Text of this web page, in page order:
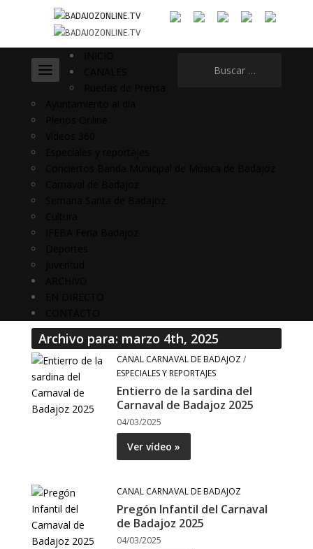
Archivo para: marzo 4th, 2025
CANAL CARNAVAL DE BADAJOZ/
ESPECIALES Y REPORTAJES
Entierro de la sardina del
Carnaval de Badajoz 2025
04/03/2025
Ver vídeo »
CANAL CARNAVAL DE BADAJOZ
Pregón Infantil del Carnaval
de Badajoz 2025
04/03/2025